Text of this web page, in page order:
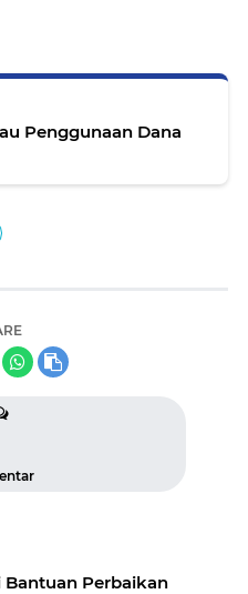
Penggunaan Dana
Perbaikan